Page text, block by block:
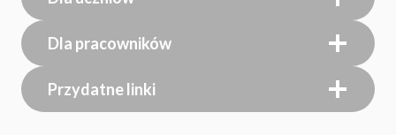
Dla pracowników
Przydatne linki